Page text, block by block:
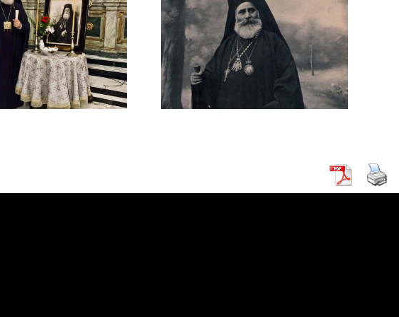
Μελέτιος Μεταξάκης
(1926-1935): Ο
Οραματιστής
Αλεξανδρινός
Προκαθήμενος